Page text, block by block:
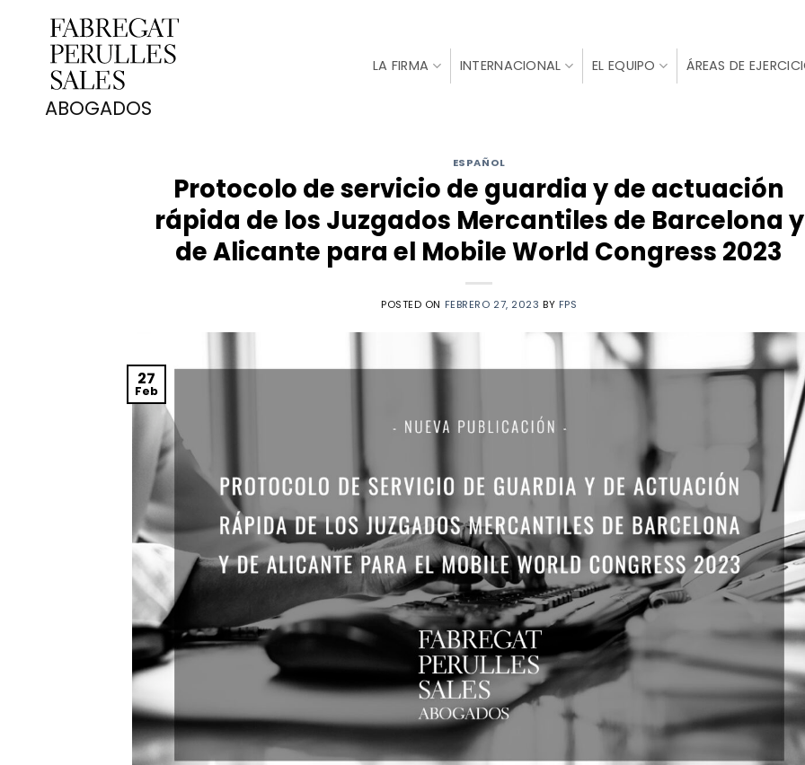
contenido
LA FIRMA INTERNACIONAL EL EQUIPO ÁREAS DE
ESPAÑOL
Protocolo de servicio de guardia y de actuación
rápida de los Juzgados Mercantiles de Barcelona y
de Alicante para el Mobile World Congress 2023
POSTED ON FEBRERO 27, 2023 BY FPS
27
Feb